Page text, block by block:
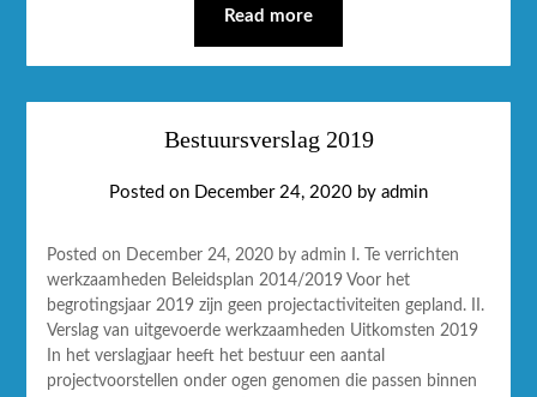
Read more
Bestuursverslag 2019
Posted on December 24, 2020 by admin
Posted on December 24, 2020 by admin I. Te verrichten
werkzaamheden Beleidsplan 2014/2019 Voor het
begrotingsjaar 2019 zijn geen projectactiviteiten gepland. II.
Verslag van uitgevoerde werkzaamheden Uitkomsten 2019
In het verslagjaar heeft het bestuur een aantal
projectvoorstellen onder ogen genomen die passen binnen